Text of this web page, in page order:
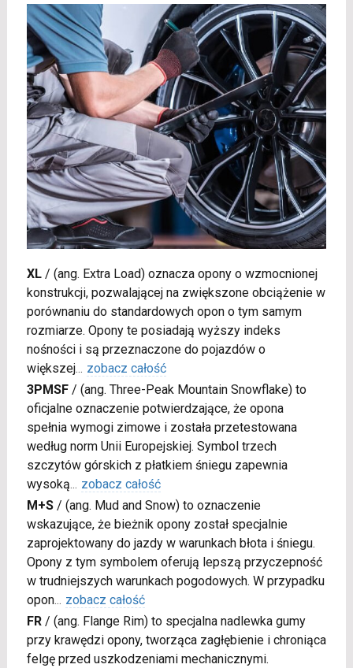
XL/ (ang. Extra Load) oznacza opony o wzmocnionej
konstrukcji, pozwalającej na zwiększone obciążenie w
porównaniu do standardowych opon o tym samym
rozmiarze. Opony te posiadają wyższy indeks
nośności i są przeznaczone do pojazdów o
większej... zobacz całość
3PMSF/ (ang. Three-Peak Mountain Snowflake) to
oficjalne oznaczenie potwierdzające, że opona
spełnia wymogi zimowe i została przetestowana
według norm Unii Europejskiej. Symbol trzech
szczytów górskich z płatkiem śniegu zapewnia
wysoką... zobacz całość
M+S/ (ang. Mud and Snow) to oznaczenie
wskazujące, że bieżnik opony został specjalnie
zaprojektowany do jazdy w warunkach błota i śniegu.
Opony z tym symbolem oferują lepszą przyczepność
w trudniejszych warunkach pogodowych. W przypadku
opon... zobacz całość
FR/ (ang. Flange Rim) to specjalna nadlewka gumy
przy krawędzi opony, tworząca zagłębienie i chroniąca
felgę przed uszkodzeniami mechanicznymi.